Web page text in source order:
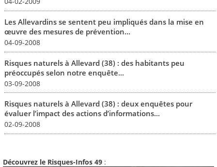
Les Allevardins se sentent peu impliqués dans la mise en
œuvre des mesures de prévention...
04-09-2008
Risques naturels à Allevard (38) : des habitants peu
préoccupés selon notre enquête...
03-09-2008
Risques naturels à Allevard (38) : deux enquêtes pour
évaluer l’impact des actions d’informations...
02-09-2008
Découvrez le Risques-Infos 49 :